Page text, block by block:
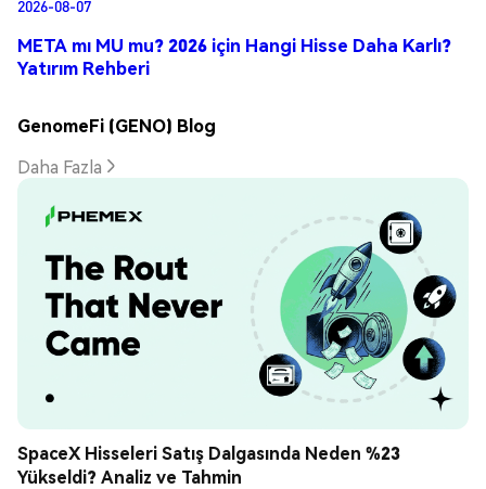
2026-08-07
META mı MU mu? 2026 için Hangi Hisse Daha Karlı?
Yatırım Rehberi
GenomeFi (GENO) Blog
Daha Fazla
SpaceX Hisseleri Satış Dalgasında Neden %23
Yükseldi? Analiz ve Tahmin